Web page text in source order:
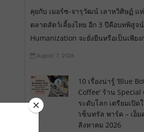
คุยกับ เมอร์ซ-จารุวัฒน์ เลาหวิศิษฏ์ แ
ตลาดสัตว์เลี้ยงไทย อีก 3 ปีคือบทพิสูจ
Humanization จะยั่งยืนหรือเป็นเพียง
August 7, 2026
10 เรื่องน่ารู้ ‘Blue
Coffee’ ร้าน Special
ระดับโลก เตรียมเปิด
‘เซ็นทรัล พาร์ค – เอ็ม
สิงหาคม 2026